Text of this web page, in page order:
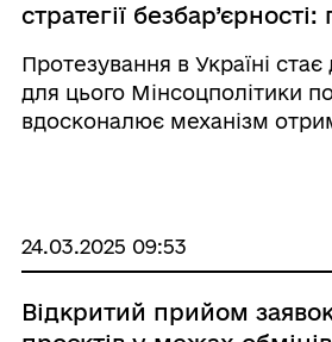
стратегії
інвалідністю
Протезування в Україні
для цього Мінсоцполітики
вдосконалює механізм
24.03.2025 09:53
Відкритий прийом